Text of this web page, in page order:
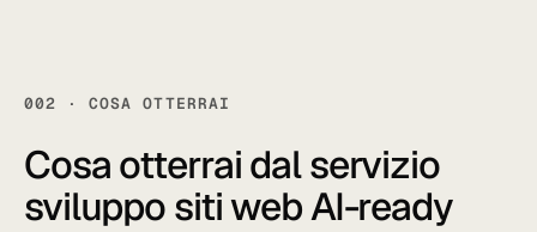
002 · COSA OTTERRAI
Cosa otterrai dal servizio
sviluppo siti web AI-ready